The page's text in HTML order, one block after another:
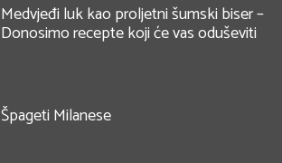
Medvjeđi luk kao proljetni šumski biser –
Donosimo recepte koji će vas oduševiti
Špageti Milanese